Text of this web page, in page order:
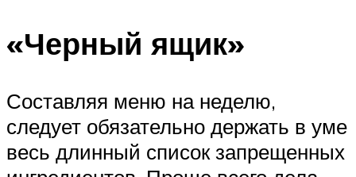
«Черный ящик»
Составляя меню на неделю,
следует обязательно держать в уме
весь длинный список запрещенных